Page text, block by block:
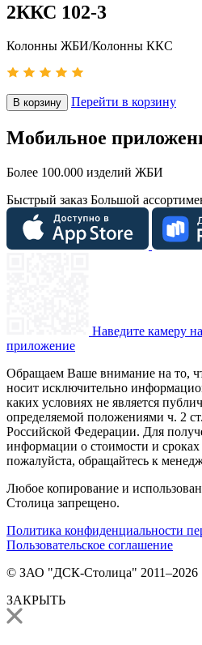
2ККС 102-3
Колонны ЖБИ/Колонны ККС
В корзину Перейти в корзину
Мобильное
Более 100.000 изделий ЖБИ
Быстрый заказ Большой
Наведите камеру
приложение
Обращаем Ваше внимание на то,
носит исключительно
каких условиях не является
определяемой положениями ч. 2
Российской Федерации. Для
информации о стоимости и
пожалуйста, обращайтесь к
Любое копирование и
Столица запрещено.
Политика конфиденциальности
Пользовательское соглашение
© ЗАО "ДСК-Столица" 2011–2026
ЗАКРЫТЬ